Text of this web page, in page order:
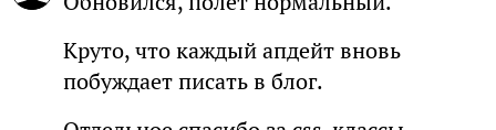
Круто, что каждый апдейт вновь
побуждает писать в блог.